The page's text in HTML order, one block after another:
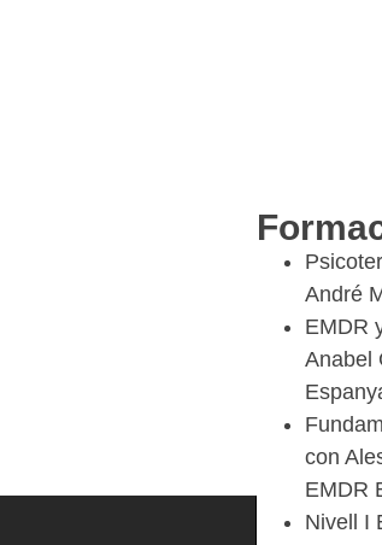
André
EMDR
Anabel
con
EMDR
Nivell I